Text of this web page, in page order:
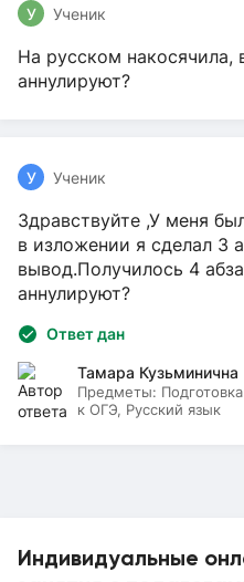
Индивидуальные
У Ученик
На русском накосячила,
аннулируют?
У Ученик
Здравствуйте ,У меня
в изложении я сделал 3
вывод.Получилось 4
аннулируют?
Ответ дан
Тамара Кузьминична
Предметы:
к ОГЭ, Русский язык